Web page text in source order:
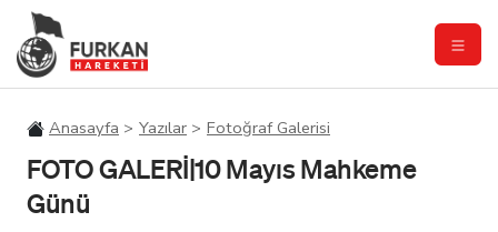
Anasayfa Yazılar Fotoğraf Galerisi
FOTO GALERİ|10 Mayıs Mahkeme
Günü